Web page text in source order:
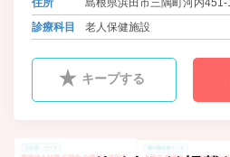
診療科目
老人保健施設
キープする